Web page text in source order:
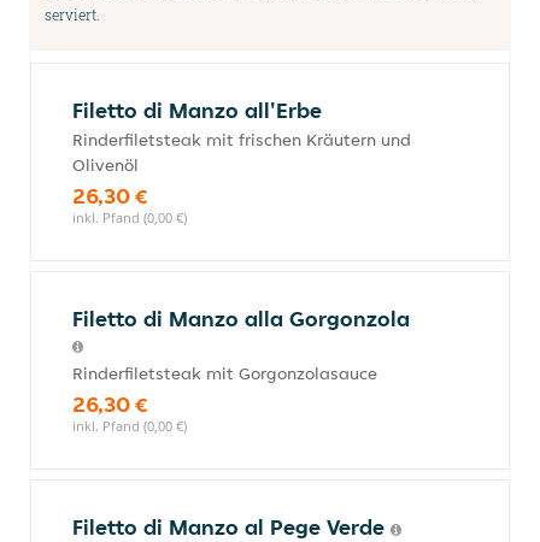
serviert.
Filetto di Manzo all'Erbe
Rinderfiletsteak mit frischen Kräutern und
Olivenöl
26,30 €
inkl. Pfand (0,00 €)
Filetto di Manzo alla Gorgonzola
Rinderfiletsteak mit Gorgonzolasauce
26,30 €
inkl. Pfand (0,00 €)
Filetto di Manzo al Pege Verde